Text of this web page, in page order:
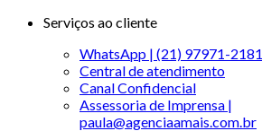
Serviços ao cliente
WhatsApp | (21) 97971-2181
Central de atendimento
Canal Confidencial
Assessoria de Imprensa |
paula@agenciaamais.com.br